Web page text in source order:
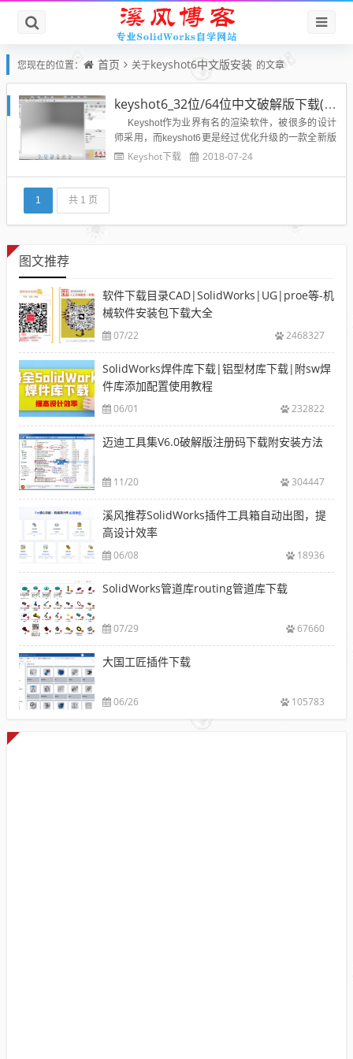
您现在的位置： 首页 关于keyshot6中文版安装 的文章
keyshot6_32位/64位中文破解版下载(附破解文件+安装教程)
Keyshot作为业界有名的渲染软件，被很多的设计
师采用，而keyshot6更是经过优化升级的一款全新版
本，Keyshot 6能更快更好的应对室内光照渲染，动画
Keyshot下载 2018-07-24
1 共 1 页
图文推荐
软件下载目录CAD|SolidWorks|UG|proe等-机
械软件安装包下载大全
07/22 2468327
SolidWorks焊件库下载|铝型材库下载|附sw焊
件库添加配置使用教程
06/01 232822
迈迪工具集V6.0破解版注册码下载附安装方法
11/20 304447
溪风推荐SolidWorks插件工具箱自动出图，提
高设计效率
06/08 18936
SolidWorks管道库routing管道库下载
07/29 67660
大国工匠插件下载
06/26 105783